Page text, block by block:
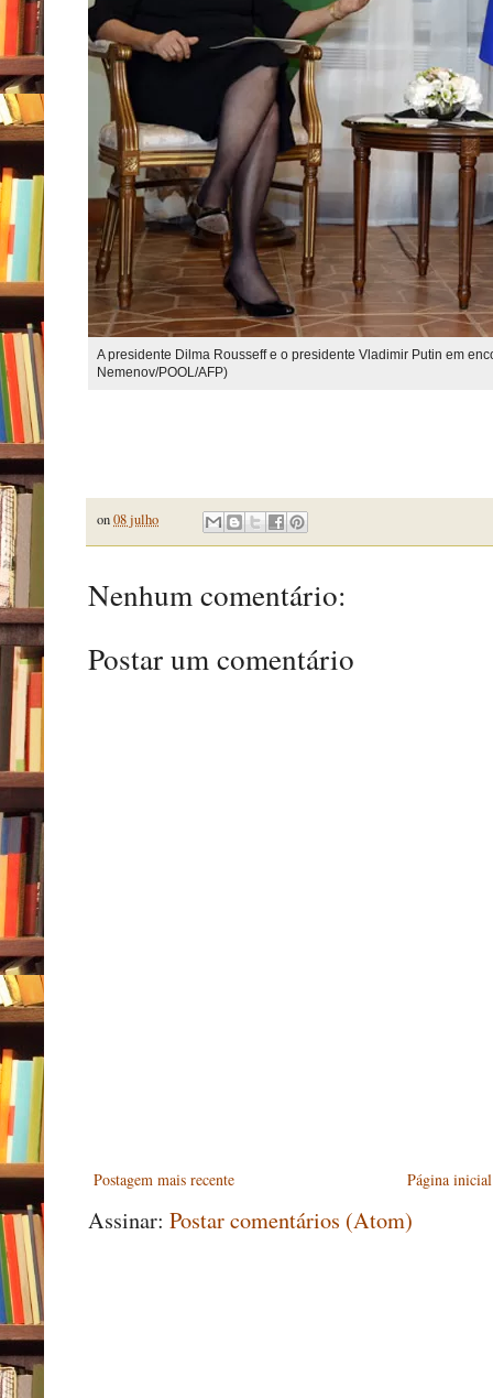
A presidente Dilma Rousseff e o presidente Vladimir Putin em
Nemenov/POOL/AFP)
on08 julho
Nenhum comentário:
Postar um comentário
Postagem mais recente Página inicial
Assinar: Postar comentários (Atom)